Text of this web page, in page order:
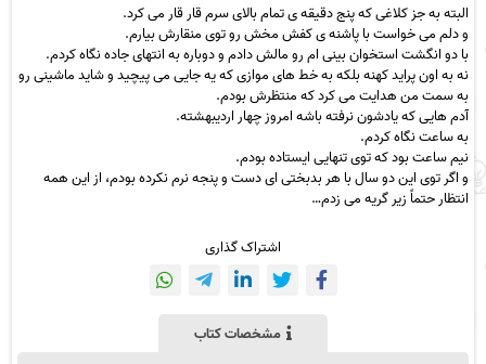
البته به جز کلاغی که پنج دقیقه ی تمام بالای سرم قار قار می کرد.
و دلم می خواست با پاشنه ی کفش مخش رو توی منقارش بیارم.
با دو انگشت استخوان بینی ام رو مالش دادم و دوباره به انتهای جاده نگاه کردم.
نه به اون پراید کهنه بلکه به خط های موازی که یه جایی می پیچید و شاید ماشینی رو
به سمت من هدایت می کرد که منتظرش بودم.
آدم هایی که یادشون نرفته باشه امروز چهار اردیبهشته.
به ساعت نگاه کردم.
نیم ساعت بود که توی تنهایی ایستاده بودم.
و اگر توی این دو سال با هر بدبختی ای دست و پنجه نرم نکرده بودم، از این همه
انتظار حتماً زیر گریه می زدم…
اشتراک گذاری
مشخصات کتاب